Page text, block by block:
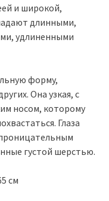
и широкой,
длинными,
удлиненными
форму,
Она узкая, с
носом, которому
Глаза
густой шерстью.
см